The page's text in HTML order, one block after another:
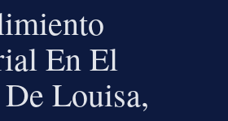
En El
Louisa,